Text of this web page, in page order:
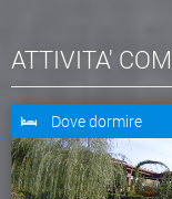
ATTIVITA'
Dove dormire